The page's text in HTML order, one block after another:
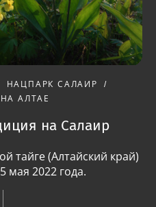
НАЦПАРК САЛАИР
АЛТАЕ
на Салаир
тайге (Алтайский край)
мая 2022 года.